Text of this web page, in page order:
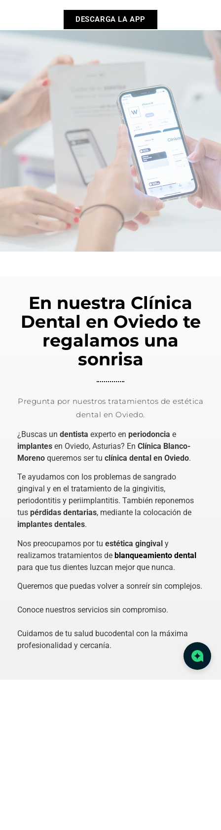
DESCARGA LA APP
En nuestra Clínica
Dental en Oviedo te
regalamos una
sonrisa
Pregunta por nuestros tratamientos de estética
dental en Oviedo.
¿Buscas un dentista experto en periodoncia e
implantes en Oviedo, Asturias? En Clínica Blanco-
Moreno queremos ser tu clínica dental en Oviedo.
Te ayudamos con los problemas de sangrado
gingival y en el tratamiento de la gingivitis,
periodontitis y periimplantitis. También reponemos
tus pérdidas dentarias, mediante la colocación de
implantes dentales.
Nos preocupamos por tu estética gingival y
realizamos tratamientos de blanqueamiento dental
para que tus dientes luzcan mejor que nunca.
Queremos que puedas volver a sonreír sin complejos.
Conoce nuestros servicios sin compromiso.
Cuidamos de tu salud bucodental con la máxima
profesionalidad y cercanía.